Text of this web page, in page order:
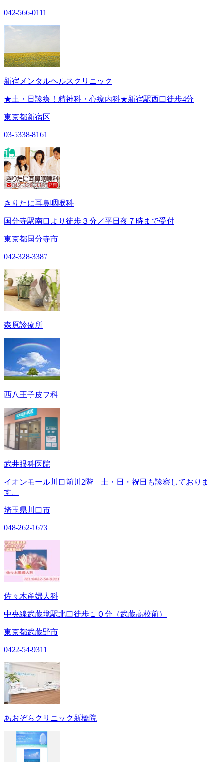
042-566-0111
新宿メンタルヘルスクリニック
★土・日診療！精神科・心療内科★新宿駅西口徒歩4分
東京都新宿区
03-5338-8161
きりたに耳鼻咽喉科
国分寺駅南口より徒歩３分／平日夜７時まで受付
東京都国分寺市
042-328-3387
森原診療所
西八王子皮フ科
武井眼科医院
イオンモール川口前川2階 土・日・祝日も診察しておりま
す。
埼玉県川口市
048-262-1673
佐々木産婦人科
中央線武蔵境駅北口徒歩１０分（武蔵高校前）
東京都武蔵野市
0422-54-9311
あおぞらクリニック新橋院